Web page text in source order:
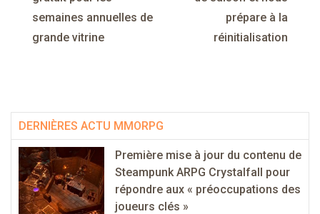
semaines annuelles de
grande vitrine
prépare à la
réinitialisation
DERNIÈRES ACTU MMORPG
Première mise à jour du contenu de
Steampunk ARPG Crystalfall pour
répondre aux « préoccupations des
joueurs clés »